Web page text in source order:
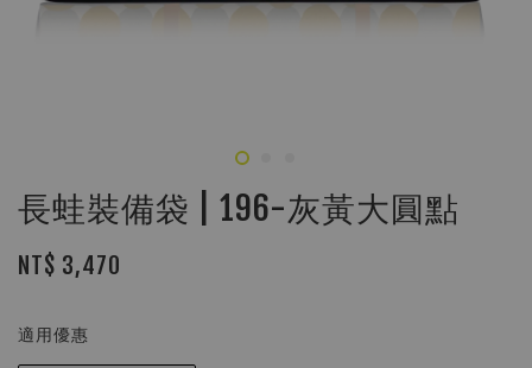
長蛙裝備袋 | 196-灰黃大圓點
NT$ 3,470
適用優惠